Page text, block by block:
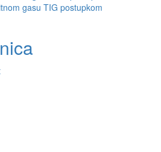
gasu TIG postupkom